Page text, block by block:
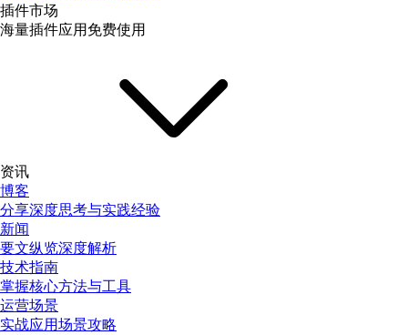
插件市场
海量插件应用免费使用
资讯
博客
分享深度思考与实践经验
新闻
要文纵览深度解析
技术指南
掌握核心方法与工具
运营场景
实战应用场景攻略